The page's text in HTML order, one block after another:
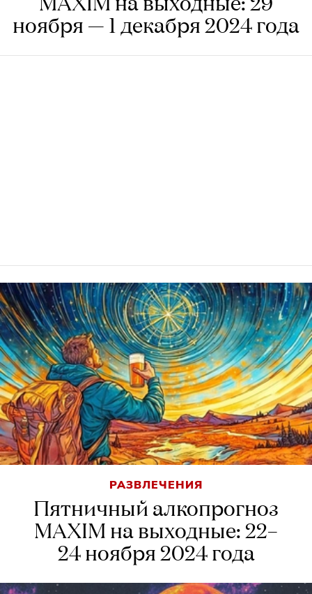
MAXIM на выходные: 29
ноября — 1 декабря 2024 года
РАЗВЛЕЧЕНИЯ
Пятничный алкопрогноз
MAXIM на выходные: 22–
24 ноября 2024 года